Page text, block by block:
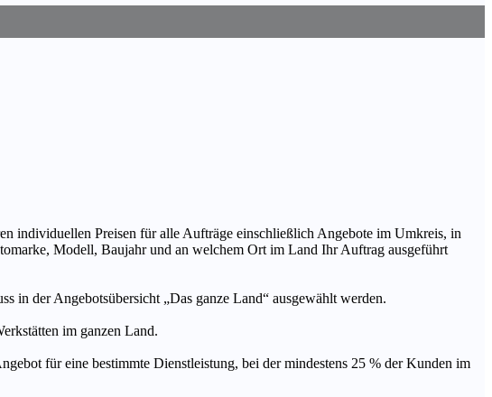
individuellen Preisen für alle Aufträge einschließlich Angebote im Umkreis, in
Modell, Baujahr und an welchem Ort im Land Ihr Auftrag ausgeführt
in der Angebotsübersicht „Das ganze Land“ ausgewählt werden.
im ganzen Land.
für eine bestimmte Dienstleistung, bei der mindestens 25 % der Kunden im